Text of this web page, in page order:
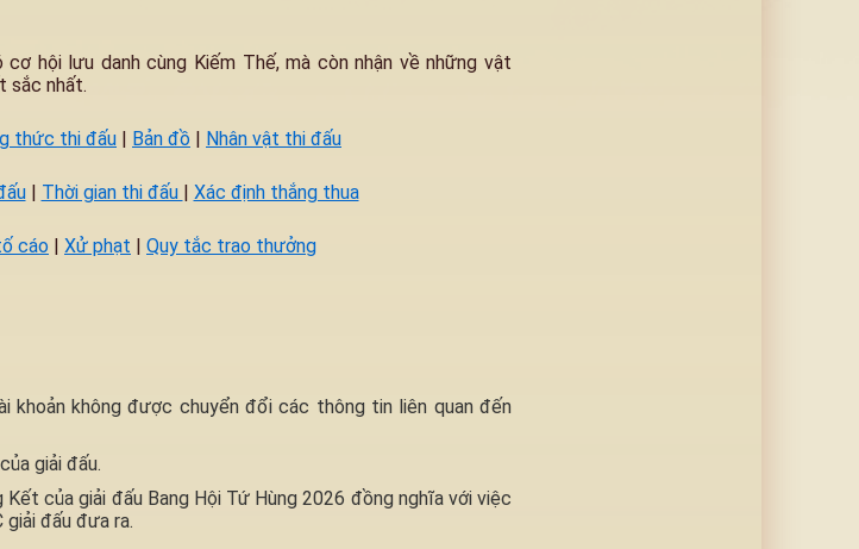
hội lưu danh cùng Kiếm Thế, mà còn nhận về những vật
sắc nhất.
thức thi đấu Bản đồ Nhân vật thi đấu
| Thời gian thi đấu Xác định thắng thua
cáo Xử phạt Quy tắc trao thưởng
khoản không được chuyển đổi các thông tin liên quan đến
giải đấu.
Kết của giải đấu Bang Hội Tứ Hùng 2026 đồng nghĩa với việc
đấu đưa ra.